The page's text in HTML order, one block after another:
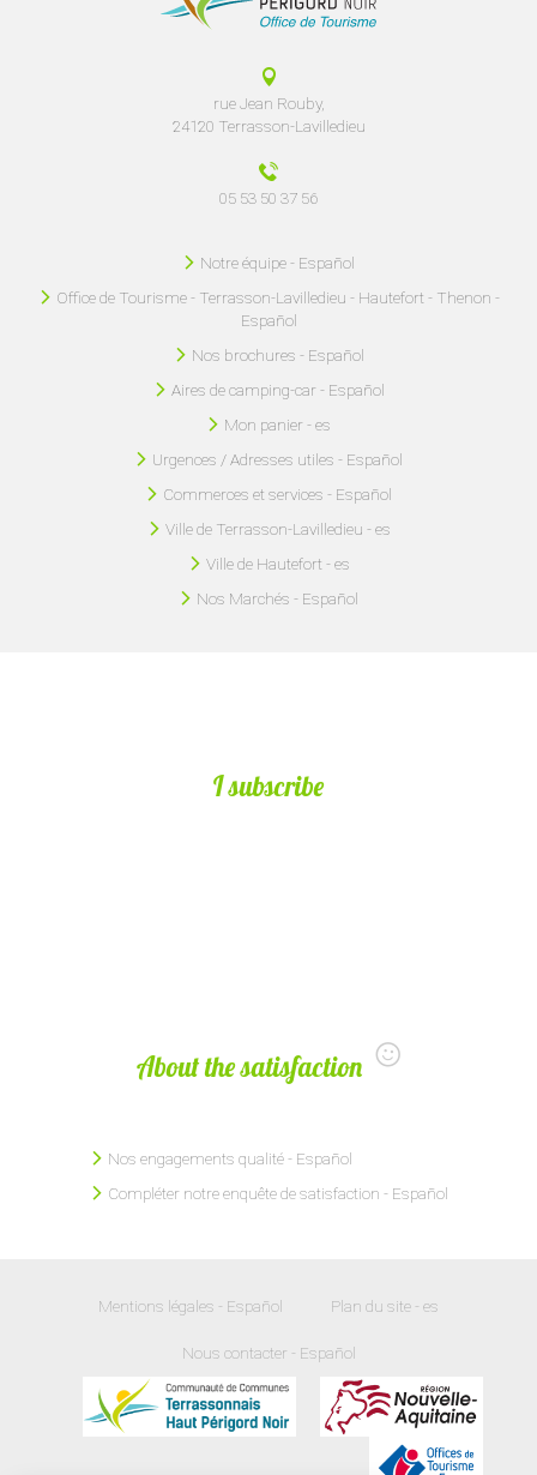
rue Jean Rouby,
24120 Terrasson-Lavilledieu
05 53 50 37 56
Notre équipe - Español
Office de Tourisme - Terrasson-Lavilledieu - Hautefort - Thenon -
Español
Nos brochures - Español
Aires de camping-car - Español
Mon panier - es
Urgences / Adresses utiles - Español
Commerces et services - Español
Ville de Terrasson-Lavilledieu - es
Ville de Hautefort - es
Nos Marchés - Español
I subscribe
About the satisfaction
Nos engagements qualité - Español
Compléter notre enquête de satisfaction - Español
Mentions légales - Español Plan du site - es
Nous contacter - Español